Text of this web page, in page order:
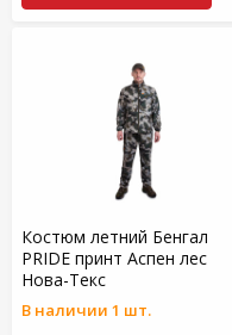
Костюм летний Бенгал
PRIDE принт Аспен лес
Нова-Текс
В наличии 1 шт.